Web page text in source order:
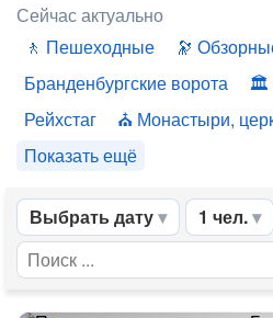
Сейчас актуально
Пешеходные
Бранденбургские ворота
Рейхстаг
Монастыри,
Показать ещё
Выбрать дату 1 чел.